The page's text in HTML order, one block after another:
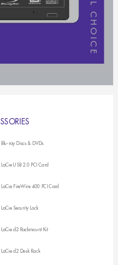
L
C
H
O
I
C
E
SSOR ES
Blu-ray Discs & DVDs
LaCie USB 2.0 PCI Card
LaCie FireWire 400 PCI Card
LaCie Security Lock
LaCie d2 Rackmount Kit
LaCie d2 Desk Rack